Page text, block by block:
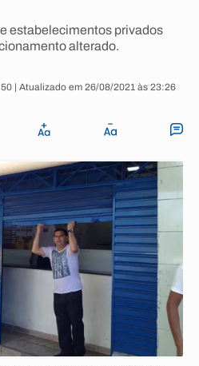
estabelecimentos privados
alterado.
| Atualizado em 26/08/2021 às 23:26